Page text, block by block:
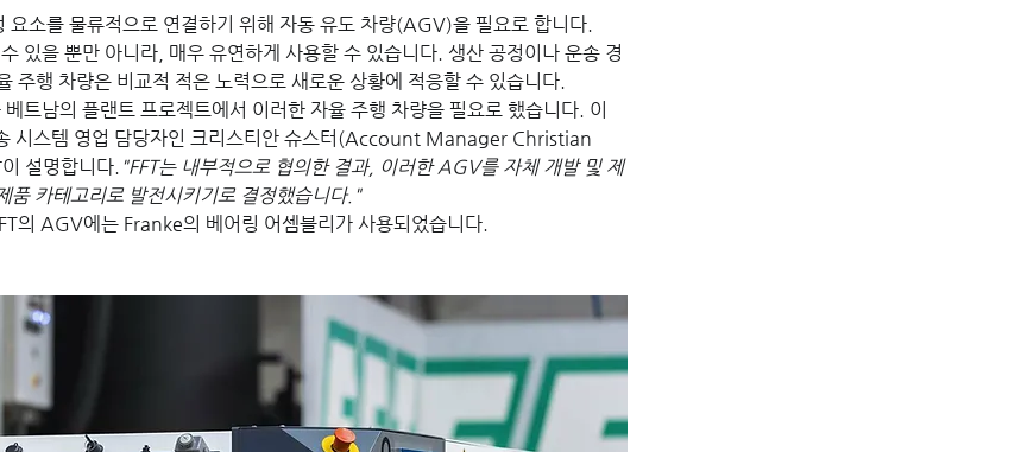
요소를 물류적으로 연결하기 위해 자동 유도 차량(AGV)을 필요로 합니다.
있을 뿐만 아니라, 매우 유연하게 사용할 수 있습니다. 생산 공정이나 운송 경
주행 차량은 비교적 적은 노력으로 새로운 상황에 적응할 수 있습니다.
트남의 플랜트 프로젝트에서 이러한 자율 주행 차량을 필요로 했습니다. 이
시스템 영업 담당자인 크리스티안 슈스터(Account Manager Christian
설명합니다. "FFT는 내부적으로 협의한 결과, 이러한 AGV를 자체 개발 및 제
품 카테고리로 발전시키기로 결정했습니다."
의 AGV에는 Franke의 베어링 어셈블리가 사용되었습니다.